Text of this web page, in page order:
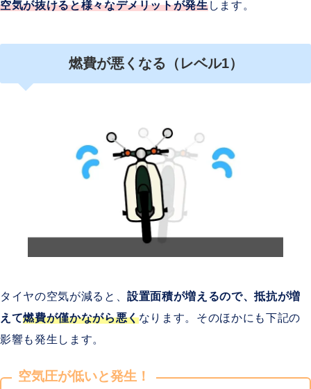
空気が抜けると様々なデメリットが発生します。
燃費が悪くなる（レベル1）
タイヤの空気が減ると、設置面積が増えるので、抵抗が増
えて燃費が僅かながら悪くなります。そのほかにも下記の
影響も発生します。
空気圧が低いと発生！